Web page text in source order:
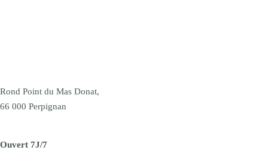
Rond Point du Mas Donat,
66 000 Perpignan
Ouvert 7J/7